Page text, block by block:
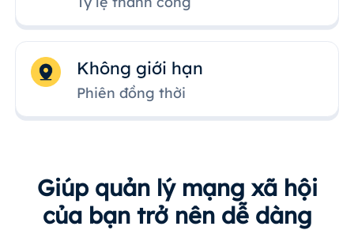
Không giới hạn
Phiên đồng thời
Giúp quản lý mạng xã hội
của bạn trở nên dễ dàng